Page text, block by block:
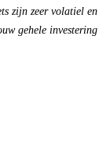
zijn zeer volatiel en
gehele investering